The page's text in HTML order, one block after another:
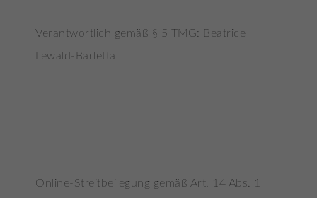
Verantwortlich gemäß § 5 TMG: Beatrice
Lewald-Barletta
Online-Streitbeilegung gemäß Art. 14 Abs. 1
Website erforderlich.
Externe Medien (5)